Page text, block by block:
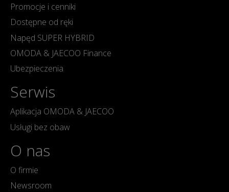
Promocje i cenniki
Dostępne od ręki
Napęd SUPER HYBRID
OMODA & JAECOO Finance
Ubezpieczenia
Serwis
Aplikacja OMODA & JAECOO
Usługi bez obaw
O nas
O firmie
Newsroom